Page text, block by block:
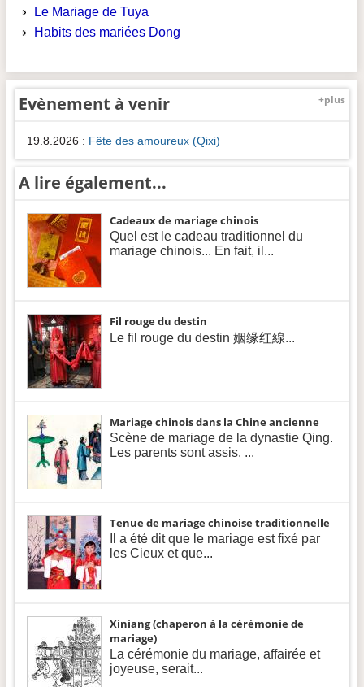
Le Mariage de Tuya
Habits des mariées Dong
+plus
Evènement à venir
19.8.2026 : Fête des amoureux (Qixi)
A lire également...
Cadeaux de mariage chinois
Quel est le cadeau traditionnel du
mariage chinois... En fait, il...
Fil rouge du destin
Le fil rouge du destin 姻缘红線...
Mariage chinois dans la Chine ancienne
Scène de mariage de la dynastie Qing.
Les parents sont assis. ...
Tenue de mariage chinoise traditionnelle
Il a été dit que le mariage est fixé par
les Cieux et que...
Xiniang (chaperon à la cérémonie de
mariage)
La cérémonie du mariage, affairée et
joyeuse, serait...